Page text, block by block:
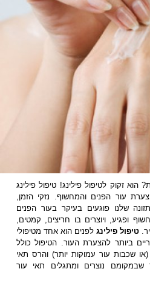
זקוק לטיפול פילינג! טיפול פילינג
עור הפנים והמחשוף. נזקי הזמן,
שלנו פוגעים בעיקר בעור הפנים
ופגיע, ויוצרים בו חריצים, קמטים,
טיפול פילינגלפנים הוא אחד מטיפולי
ביותר להצערת העור. הטיפול כולל
שכבות עור עמוקות יותר) והרס תאי
שבמקומם נוצרים ומתגלים תאי עור